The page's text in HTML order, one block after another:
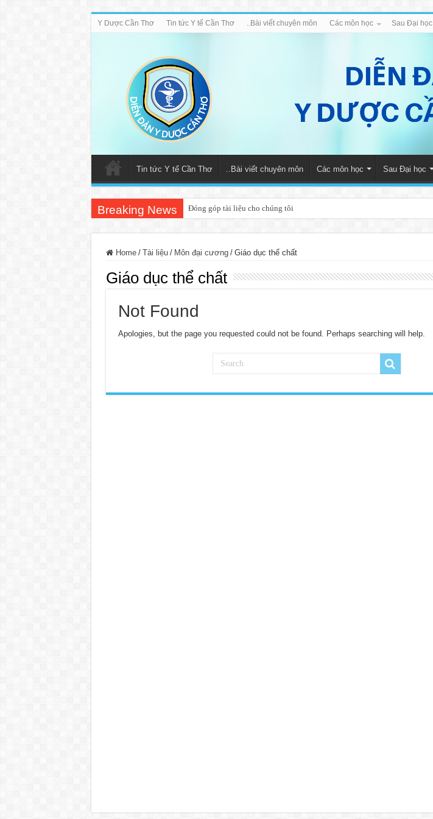
Y Dược Cần Thơ Tin tức Y tế Cần Thơ ..Bài viết chuyên môn Các môn học Sau Đại học
Tin tức Y tế Cần Thơ ..Bài viết chuyên môn Các môn học Sau Đại học
Breaking News Đóng góp tài liệu cho chúng tôi
Home / Tài liệu / Môn đại cương / Giáo dục thể chất
Giáo dục thể chất
Not Found
Apologies, but the page you requested could not be found. Perhaps searching will help.